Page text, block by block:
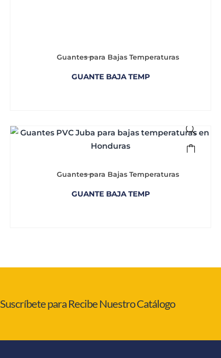
Guantes para Bajas Temperaturas
GUANTE BAJA TEMP
Guantes para Bajas Temperaturas
GUANTE BAJA TEMP
Suscríbete para Recibe Nuestro Catálogo